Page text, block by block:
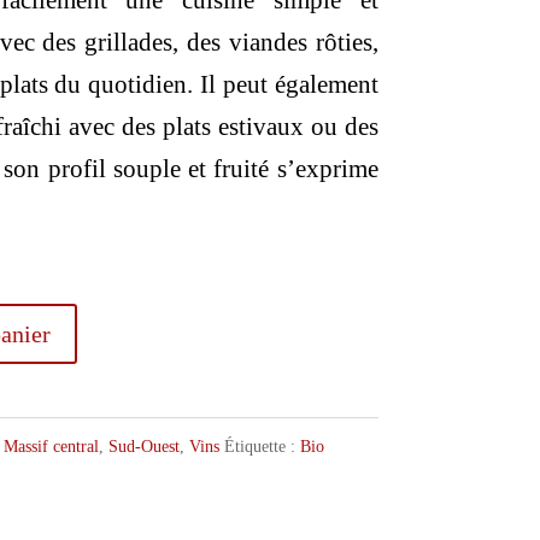
des grillades, des viandes rôties,
du quotidien. Il peut également
avec des plats estivaux ou des
profil souple et fruité s’exprime
central, Sud-Ouest, Vins Étiquette : Bio